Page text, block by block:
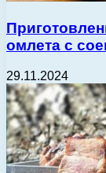
омлета с
29.11.2024